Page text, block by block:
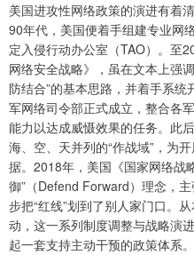
美国进攻性网络政策的演进有着
90年代，美国便着手组建专业网
定入侵行动办公室（TAO）。至
网络安全战略》，虽在文本上强
防结合”的基本思路，并着手系
军网络司令部正式成立，整合各
能力以达成威慑效果的任务。此
海、空、天并列的“作战域”，为
据。2018年，美国《国家网络战
御”（Defend Forward）理念，
步把“红线”划到了别人家门口。
动，这一系列制度调整与战略演
起一套支持主动干预的政策体系。